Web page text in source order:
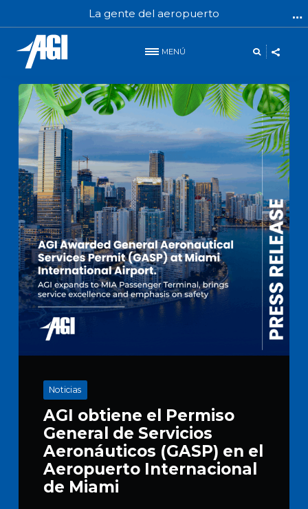
La gente del aeropuerto
MENÚ
Noticias
AGI obtiene el Permiso
General de Servicios
Aeronáuticos (GASP) en el
Aeropuerto Internacional
de Miami